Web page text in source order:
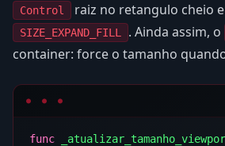
Control raiz no retangulo cheio
SIZE_EXPAND_FILL
. Ainda assim, o
container: force o tamanho
func